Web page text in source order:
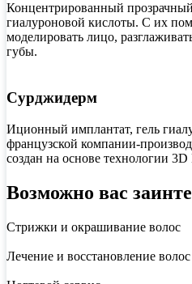
Концентрированный
гиалуроновой кислоты. С их
моделировать лицо,
губы.
Сурджидерм
Иционный имплантат, гель
французской компании-
создан на основе технологии
Возможно вас
Стрижки и окрашивание волос
Лечение и восстановление волос